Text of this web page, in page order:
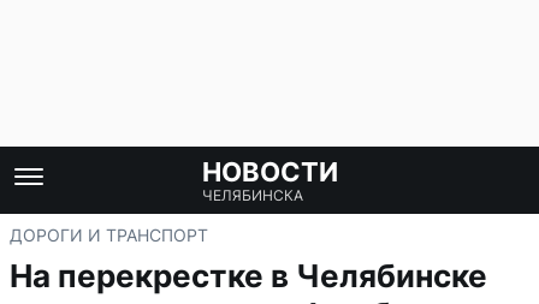
НОВОСТИ
ЧЕЛЯБИНСКА
ДОРОГИ И ТРАНСПОРТ
На перекрестке в Челябинске